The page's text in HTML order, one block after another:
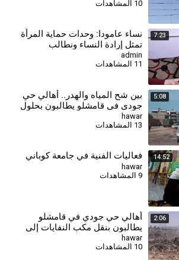
الكهرباء
10 المشاهدات
7:23
⁣نساء عامودا: وحدات حماية المرأة
تمثل إرادة النساء ونطالب
بالاعتراف بها في الدستور
السوري
admin
5:08
بين شح المياه والهدر.. أهالي حي
جودي في قامشلو يطالبون بحلول
دائمة لأزمة المياه
hawar
13 المشاهدات
14:52 فعاليات الفنية في جامعة كوباني
hawar
9 المشاهدات
2:06
أهالي حي جودي في قامشلو
يطالبون بنقل مكب النفايات إلى
خارج المدينة
hawar
10 المشاهدات